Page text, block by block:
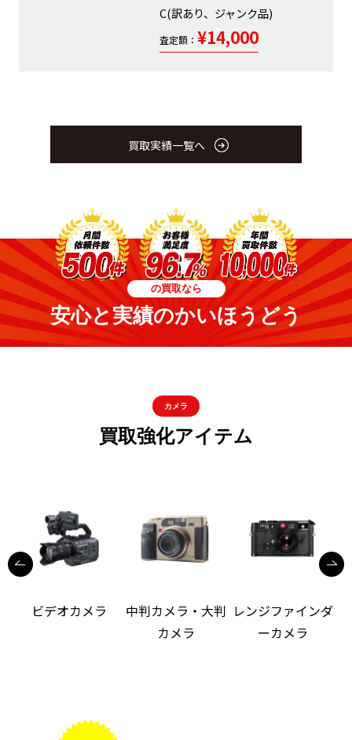
C(訳あり、ジャンク品)
査定額： ¥14,000
買取実績一覧へ
の買取なら
安心と実績のかいほうどう
カメラ
買取強化アイテム
ビデオカメラ
中判カメラ・大判
カメラ
レンジファインダ
ーカメラ